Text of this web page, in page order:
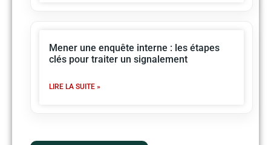
Mener une enquête interne : les étapes
clés pour traiter un signalement
LIRE LA SUITE »